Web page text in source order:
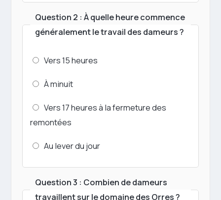
Question 2 : À quelle heure commence
généralement le travail des dameurs ?
Vers 15 heures
À minuit
Vers 17 heures à la fermeture des
remontées
Au lever du jour
Question 3 : Combien de dameurs
travaillent sur le domaine des Orres ?